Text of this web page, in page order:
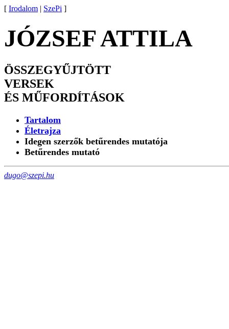
[ Irodalom | SzePi ]
JÓZSEF ATTILA
ÖSSZEGYŰJTÖTT
VERSEK
ÉS MŰFORDÍTÁSOK
Tartalom
Életrajza
Idegen szerzők betűrendes mutatója
Betűrendes mutató
dugo@szepi.hu